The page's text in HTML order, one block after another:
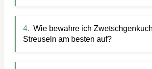
Wie bewahre ich
Streuseln am besten auf?